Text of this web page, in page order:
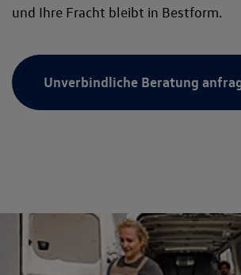
und Ihre Fracht bleibt in Bestform.
Unverbindliche Beratung